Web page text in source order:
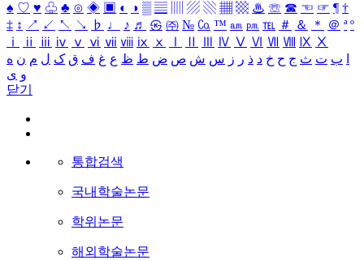
♠ ♡ ♥ ♧ ♣ ⊙ ◈ ▣ ◐ ◑ ▒ ▤ ▨ ▧ ▦ ▩ ♨ ☏ ☎ ☜ ☞ ¶ †
‡ ↕ ↗ ↙ ↖ ↘ ♭ ♩ ♪ ♬ ㉿ ㈜ № ㏇ ™ ㏂ ㏘ ℡ ＃ ＆ ＊ ＠ ª º
ⅰ
ⅱ ⅲ ⅳ ⅴ ⅵ ⅶ ⅷ ⅸ ⅹ Ⅳ Ⅴ Ⅵ Ⅶ Ⅷ Ⅸ Ⅹ
ب ت ث ج ح خ د ذ ر ز س ش ص ض ط ظ ع غ ف ق ک ل م ن ه
و ی
닫기
통합검색
국내학술논문
학위논문
해외학술논문